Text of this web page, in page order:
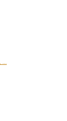
...